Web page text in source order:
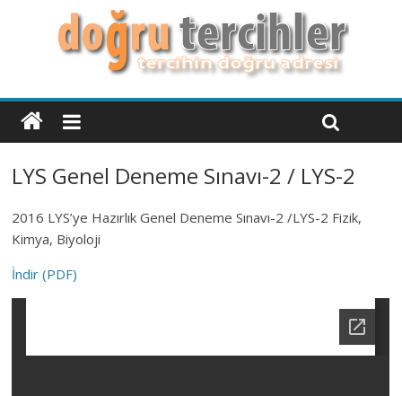
LYS Genel Deneme Sınavı-2 / LYS-2
2016 LYS’ye Hazırlık Genel Deneme Sınavı-2 /LYS-2 Fizik,
Kimya, Biyoloji
İndir (PDF)